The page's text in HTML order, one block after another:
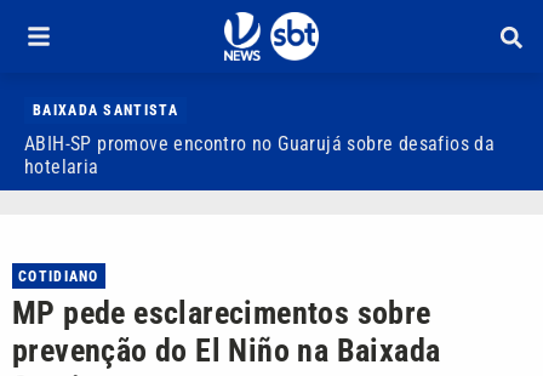
BAIXADA SANTISTA
ABIH-SP promove encontro no Guarujá sobre desafios da
hotelaria
COTIDIANO
MP pede esclarecimentos sobre
prevenção do El Niño na Baixada